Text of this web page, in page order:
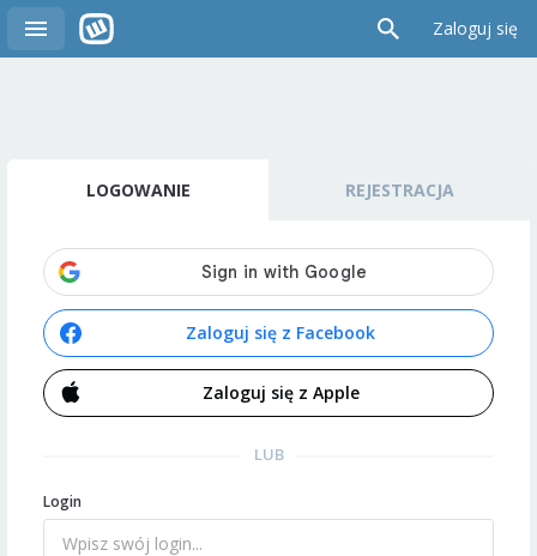
Zaloguj się
LOGOWANIE REJESTRACJA
Zaloguj się z Facebook
Zaloguj się z Apple
LUB
Login